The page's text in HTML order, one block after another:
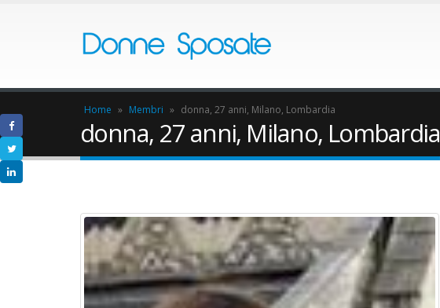
Home » Membri » donna, 27 anni, Milano, Lombardia
donna, 27 anni, Milano, Lombardia